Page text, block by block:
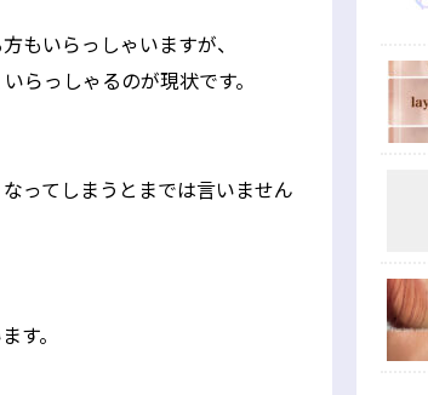
もいらっしゃいますが、
らっしゃるのが現状です。
ってしまうとまでは言いません
す。